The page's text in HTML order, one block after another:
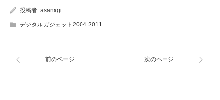
投稿者: asanagi
デジタルガジェット2004-2011
前のページ 次のページ